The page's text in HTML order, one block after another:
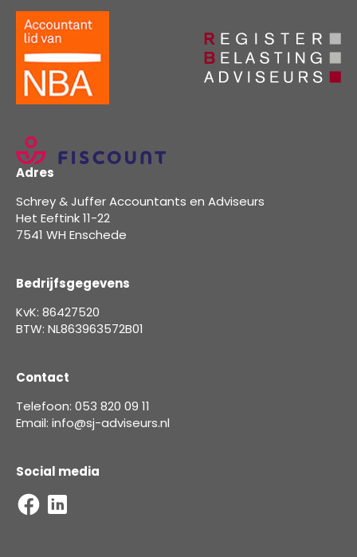
Adres
Schrey & Juffer Accountants en Adviseurs
Het Eeftink 11-22
7541 WH Enschede
Bedrijfsgegevens
KvK: 86427520
BTW: NL863963572B01
Contact
Telefoon: 053 820 09 11
Email: info@sj-adviseurs.nl
Social media